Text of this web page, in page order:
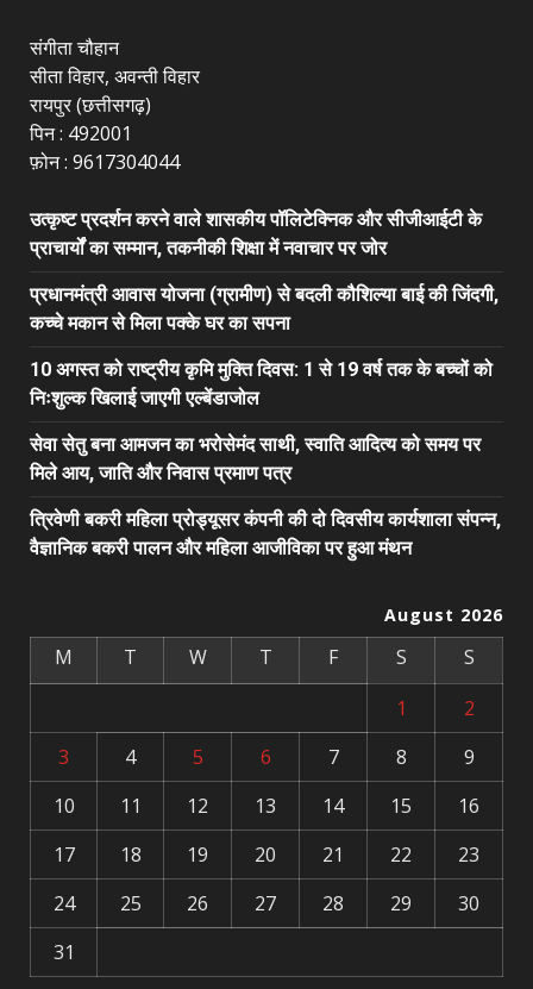
संगीता चौहान
सीता विहार, अवन्ती विहार
रायपुर (छत्तीसगढ़)
पिन : 492001
फ़ोन : 9617304044
उत्कृष्ट प्रदर्शन करने वाले शासकीय पॉलिटेक्निक और सीजीआईटी के
प्राचार्यों का सम्मान, तकनीकी शिक्षा में नवाचार पर जोर
प्रधानमंत्री आवास योजना (ग्रामीण) से बदली कौशिल्या बाई की जिंदगी,
कच्चे मकान से मिला पक्के घर का सपना
10 अगस्त को राष्ट्रीय कृमि मुक्ति दिवस: 1 से 19 वर्ष तक के बच्चों को
निःशुल्क खिलाई जाएगी एल्बेंडाजोल
सेवा सेतु बना आमजन का भरोसेमंद साथी, स्वाति आदित्य को समय पर
मिले आय, जाति और निवास प्रमाण पत्र
त्रिवेणी बकरी महिला प्रोड्यूसर कंपनी की दो दिवसीय कार्यशाला संपन्न,
वैज्ञानिक बकरी पालन और महिला आजीविका पर हुआ मंथन
August 2026
M T W T F S
S
1
2
3
4 5 6 7 8
9
10
11 12 13 14 15
16
17
18 19 20 21 22
23
24
25 26 27 28 29
30
31